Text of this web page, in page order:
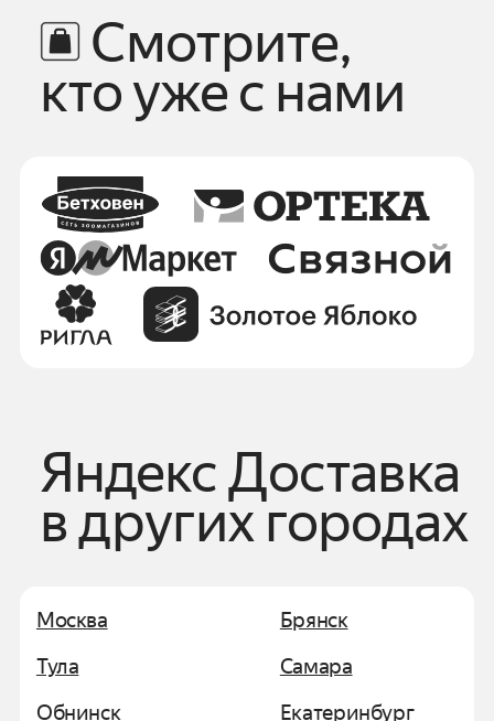
Смотрите,
кто уже с нами
Яндекс Доставка
в других городах
Москва
Тула
Обнинск
Брянск
Самара
Екатеринбург